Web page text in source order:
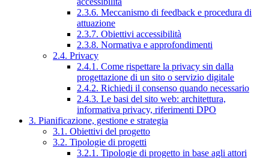
2.3.6. Meccanismo di feedback e procedura di
attuazione
2.3.7. Obiettivi accessibilità
2.3.8. Normativa e approfondimenti
2.4. Privacy
2.4.1. Come rispettare la privacy sin dalla
progettazione di un sito o servizio digitale
2.4.2. Richiedi il consenso quando necessario
2.4.3. Le basi del sito web: architettura,
informativa privacy, riferimenti DPO
3. Pianificazione, gestione e strategia
3.1. Obiettivi del progetto
3.2. Tipologie di progetti
3.2.1. Tipologie di progetto in base agli attori